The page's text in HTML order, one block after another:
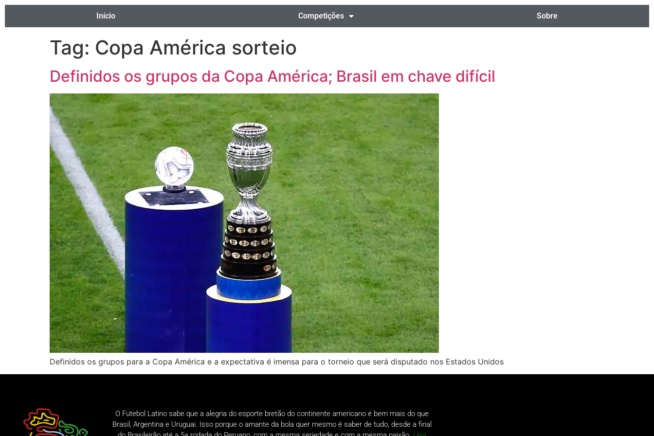
Início Competições Sobre
Tag: Copa América sorteio
Definidos os grupos da Copa América; Brasil em chave difícil
Definidos os grupos para a Copa América e a expectativa é imensa para o torneio que será disputado nos Estados Unidos
O Futebol Latino sabe que a alegria do esporte bretão do continente americano é bem mais do que
Brasil, Argentina e Uruguai. Isso porque o amante da bola quer mesmo é saber de tudo, desde a final